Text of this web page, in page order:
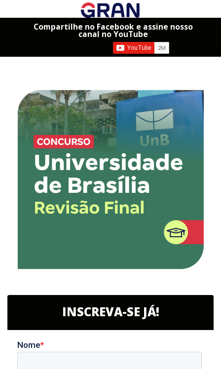
Compartilhe no Facebook e assine nosso
canal no YouTube
INSCREVA-SE JÁ!